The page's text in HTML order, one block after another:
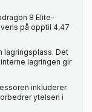
8 Elite-
på opptil 4,47
lagringsplass. Det
lagringen gir
inkluderer
ytelsen i